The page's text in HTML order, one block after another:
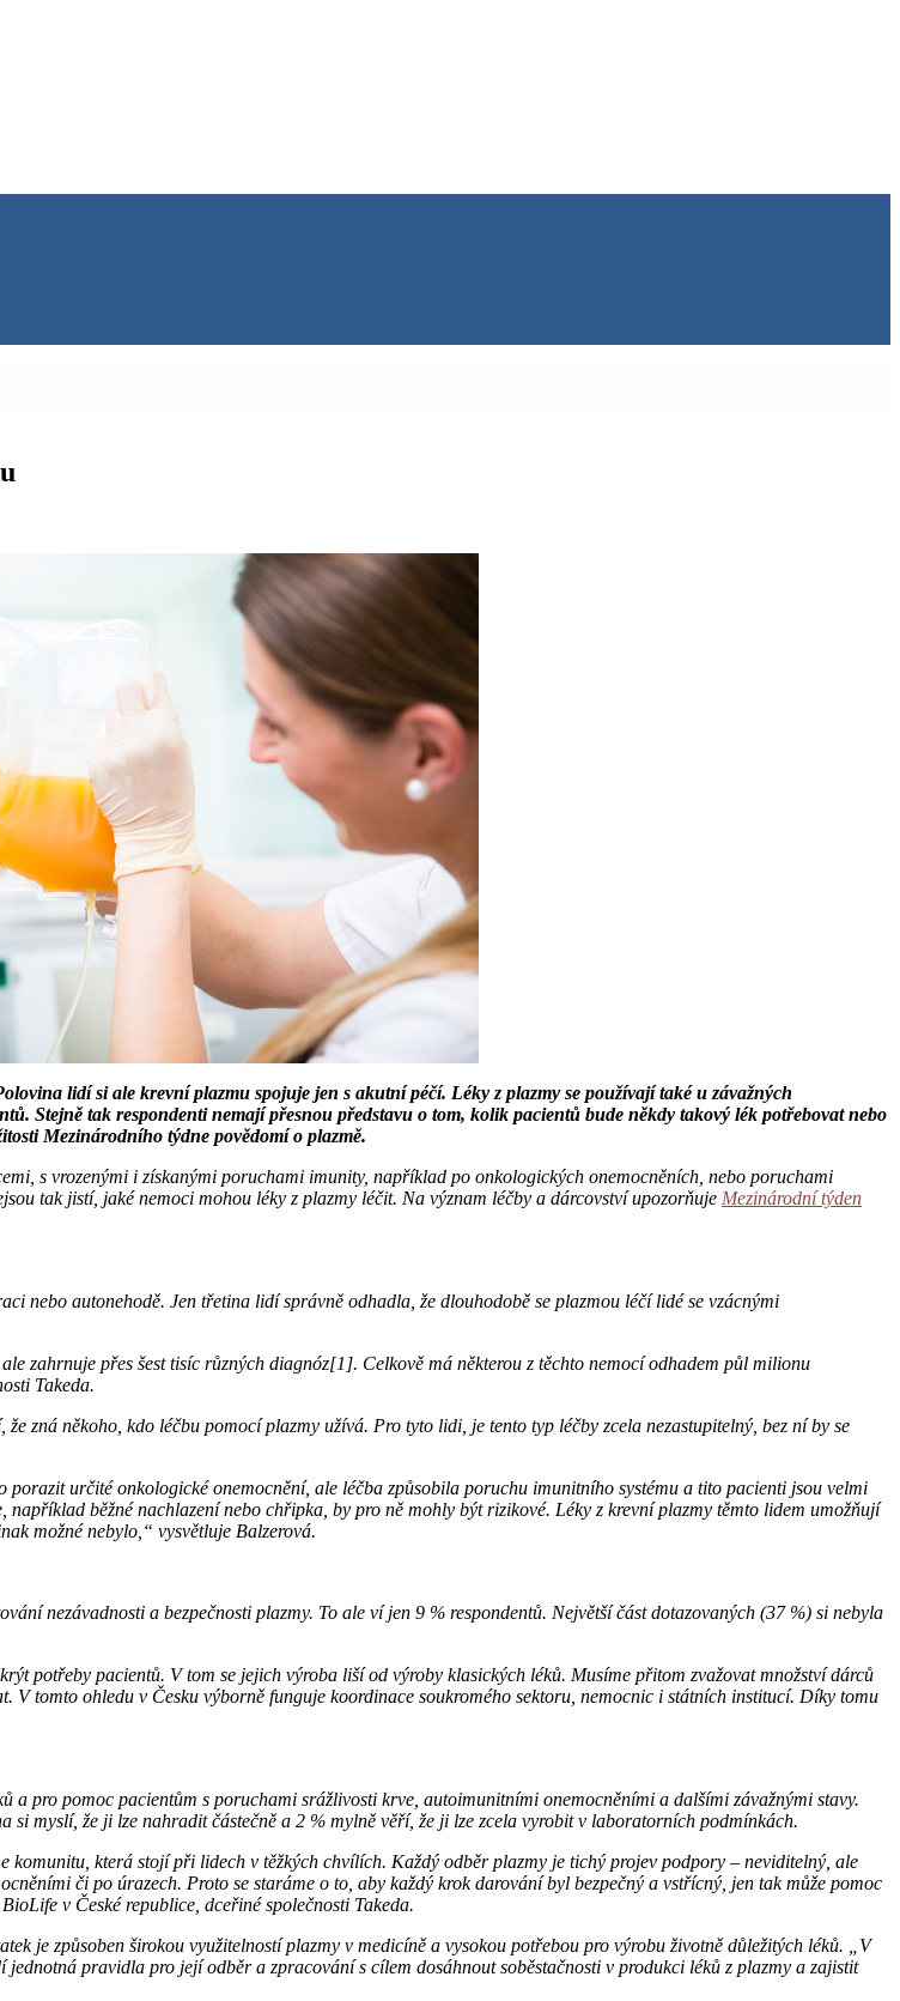
lidí si ale krevní plazmu spojuje jen s akutní péčí. Léky z plazmy se používají také u závažných
Stejně tak respondenti nemají přesnou představu o tom, kolik pacientů bude někdy takový lék potřebovat nebo
Mezinárodního týdne povědomí o plazmě.
s vrozenými i získanými poruchami imunity, například po onkologických onemocněních, nebo poruchami
tak jistí, jaké nemoci mohou léky z plazmy léčit. Na význam léčby a dárcovství upozorňuje Mezinárodní týden
nebo autonehodě. Jen třetina lidí správně odhadla, že dlouhodobě se plazmou léčí lidé se vzácnými
zahrnuje přes šest tisíc různých diagnóz[1]. Celkově má některou z těchto nemocí odhadem půl milionu
Takeda.
zná někoho, kdo léčbu pomocí plazmy užívá. Pro tyto lidi, je tento typ léčby zcela nezastupitelný, bez ní by se
určité onkologické onemocnění, ale léčba způsobila poruchu imunitního systému a tito pacienti jsou velmi
běžné nachlazení nebo chřipka, by pro ně mohly být rizikové. Léky z krevní plazmy těmto lidem umožňují
možné nebylo,“ vysvětluje Balzerová.
nezávadnosti a bezpečnosti plazmy. To ale ví jen 9 % respondentů. Největší část dotazovaných (37 %) si nebyla
potřeby pacientů. V tom se jejich výroba liší od výroby klasických léků. Musíme přitom zvažovat množství dárců
tomto ohledu v Česku výborně funguje koordinace soukromého sektoru, nemocnic i státních institucí. Díky tomu
pro pomoc pacientům s poruchami srážlivosti krve, autoimunitními onemocněními a dalšími závažnými stavy.
myslí, že ji lze nahradit částečně a 2 % mylně věří, že ji lze zcela vyrobit v laboratorních podmínkách.
komunitu, která stojí při lidech v těžkých chvílích. Každý odběr plazmy je tichý projev podpory – neviditelný, ale
či po úrazech. Proto se staráme o to, aby každý krok darování byl bezpečný a vstřícný, jen tak může pomoc
v České republice, dceřiné společnosti Takeda.
je způsoben širokou využitelností plazmy v medicíně a vysokou potřebou pro výrobu životně důležitých léků. „V
pravidla pro její odběr a zpracování s cílem dosáhnout soběstačnosti v produkci léků z plazmy a zajistit